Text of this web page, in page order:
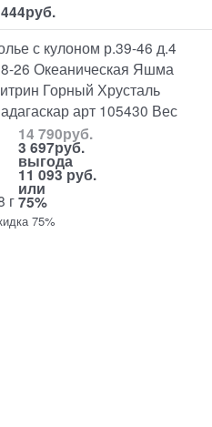
руб.
с кулоном р.39-46 д.4
26 Океаническая Яшма
Горный Хрусталь
арт 105430 Вес
г
14 790руб.
3 697руб.
выгода
11 093 руб.
или
75%
75%